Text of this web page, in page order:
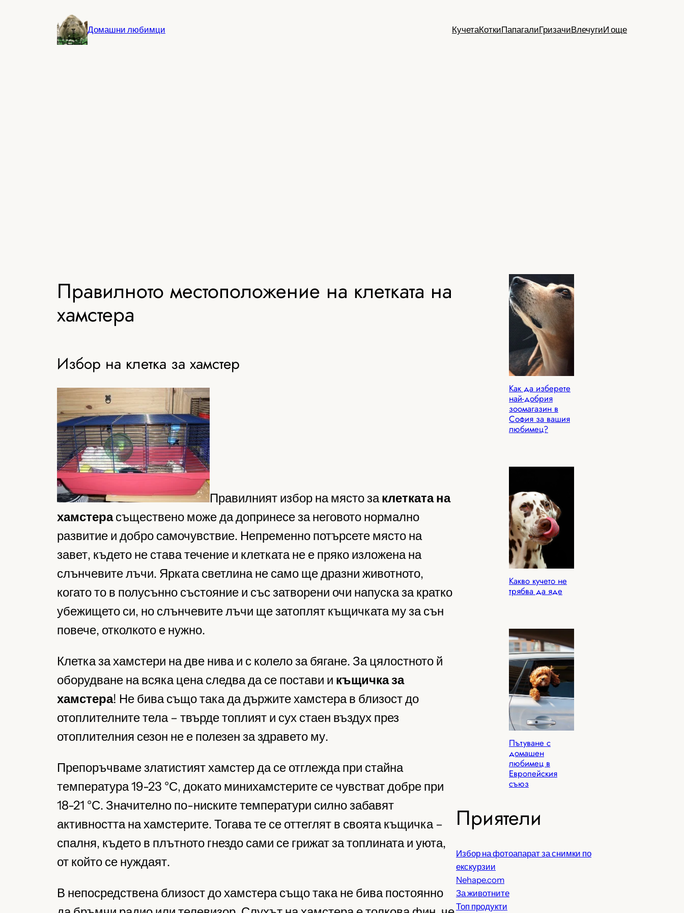
съдържанието
Домашни любимци КучетаКоткиПапагалиГризачиВлечугиИ още
Правилното местоположение на клетката на
хамстера
Избор на клетка за хамстер
Правилният избор на място заклетката на
хамстерасъществено може да допринесе за неговото нормално
развитие и добро самочувствие. Непременно потърсете място на
завет, където не става течение и клетката не е пряко изложена на
слънчевите лъчи. Ярката светлина не само ще дразни животното,
когато то в полусънно състояние и със затворени очи напуска за кратко
убежището си, но слънчевите лъчи ще затоплят къщичката му за сън
повече, отколкото е нужно.
Клетка за хамстери на две нива и с колело за бягане. За цялостното й
оборудване на всяка цена следва да се постави и къщичка за
хамстера! Не бива също така да държите хамстера в близост до
отоплителните тела – твърде топлият и сух стаен въздух през
отоплителния сезон не е полезен за здравето му.
Препоръчваме златистият хамстер да се отглежда при стайна
температура 19-23 °С, докато минихамстерите се чувстват добре при
18-21 °С. Значително по-ниските температури силно забавят
активността на хамстерите. Тогава те се оттеглят в своята къщичка –
спалня, където в плътното гнездо сами се грижат за топлината и уюта,
от който се нуждаят.
В непосредствена близост до хамстера също така не бива постоянно
Как да изберете
най-добрия
зоомагазин в
София за вашия
любимец?
Какво кучето не
трябва да яде
Пътуване с
домашен
любимец в
Европейския
съюз
Приятели
Избор на фотоапарат за снимки по
екскурзии
Nehape.com
За животните
Топ продукти